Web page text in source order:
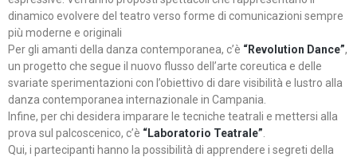
dinamico evolvere del teatro verso forme di comunicazioni sempre
più moderne e originali
Per gli amanti della danza contemporanea, c’è “Revolution Dance”,
un progetto che segue il nuovo flusso dell’arte coreutica e delle
svariate sperimentazioni con l’obiettivo di dare visibilità e lustro alla
danza contemporanea internazionale in Campania.
Infine, per chi desidera imparare le tecniche teatrali e mettersi alla
prova sul palcoscenico, c’è “Laboratorio Teatrale”
Qui, i partecipanti hanno la possibilità di apprendere i segreti della